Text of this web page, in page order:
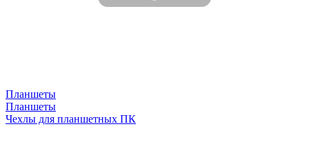
Планшеты
Планшеты
Чехлы для планшетных ПК